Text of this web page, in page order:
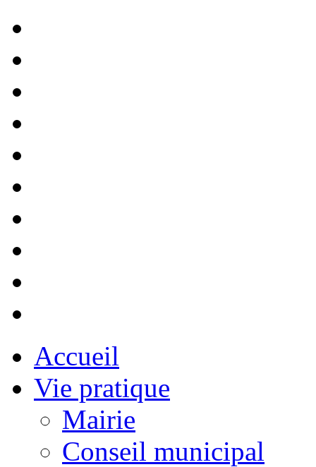
Accueil
Vie pratique
Mairie
Conseil municipal